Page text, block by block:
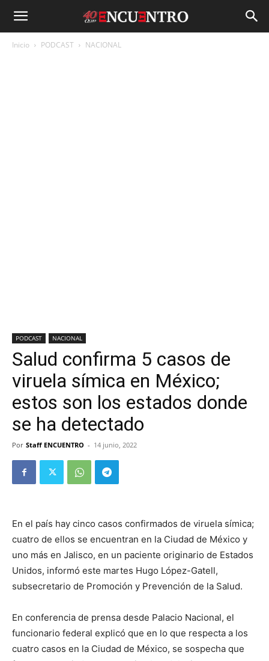
Inicio PODCAST NACIONAL
PODCAST NACIONAL
Salud confirma 5 casos de
viruela símica en México;
estos son los estados donde
se ha detectado
Por Staff ENCUENTRO - 14 junio, 2022
En el país hay cinco casos confirmados de viruela símica;
cuatro de ellos se encuentran en la Ciudad de México y
uno más en Jalisco, en un paciente originario de Estados
Unidos, informó este martes Hugo López-Gatell,
subsecretario de Promoción y Prevención de la Salud.
En conferencia de prensa desde Palacio Nacional, el
funcionario federal explicó que en lo que respecta a los
cuatro casos en la Ciudad de México, se sospecha que